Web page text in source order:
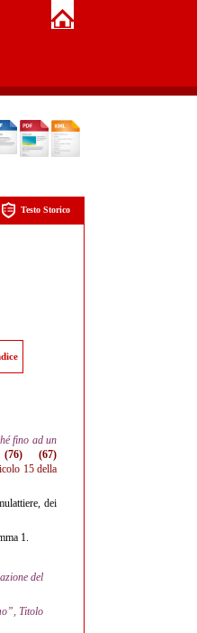
Testo Storico
fino ad un
(76)
(67)
15 della
dei
1.
del
Titolo